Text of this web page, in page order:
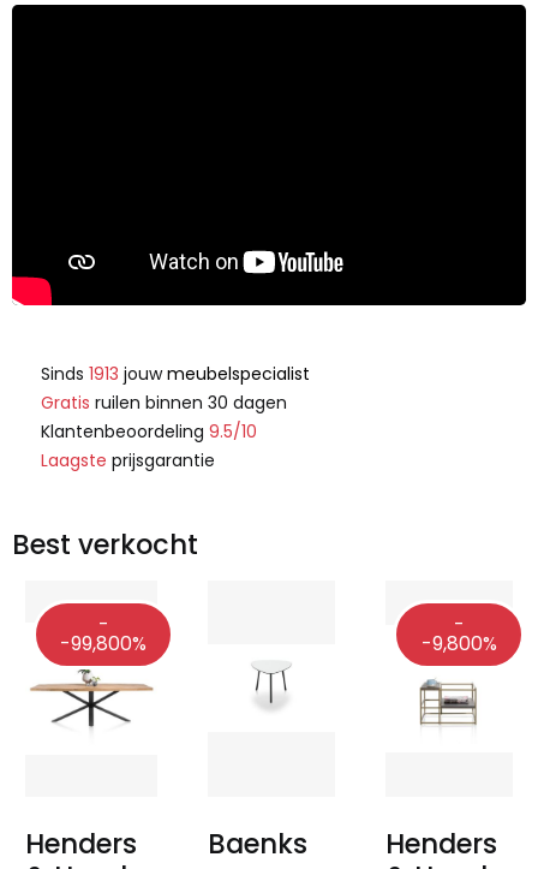
Sinds 1913 jouwmeubelspecialist
Gratis ruilen binnen 30 dagen
Klantenbeoordeling 9.5/10
Laagste prijsgarantie
Best verkocht
-
-99,800%
Henders
Baenks
-
-9,800%
Henders